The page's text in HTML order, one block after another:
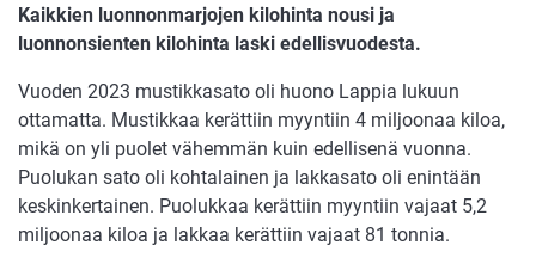
Kaikkien luonnonmarjojen kilohinta nousi ja
luonnonsienten kilohinta laski edellisvuodesta.
Vuoden 2023 mustikkasato oli huono Lappia lukuun
ottamatta. Mustikkaa kerättiin myyntiin 4 miljoonaa kiloa,
mikä on yli puolet vähemmän kuin edellisenä vuonna.
Puolukan sato oli kohtalainen ja lakkasato oli enintään
keskinkertainen. Puolukkaa kerättiin myyntiin vajaat 5,2
miljoonaa kiloa ja lakkaa kerättiin vajaat 81 tonnia.